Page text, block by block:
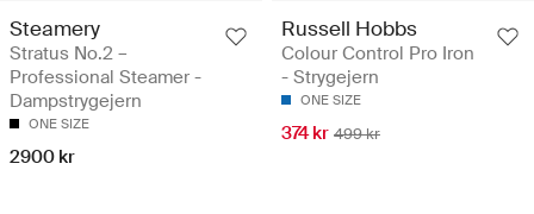
Steamery
Stratus No.2 –
Professional Steamer -
Dampstrygejern
ONE SIZE
2900 kr
Russell Hobbs
Colour Control Pro Iron
- Strygejern
ONE SIZE
374 kr 499 kr